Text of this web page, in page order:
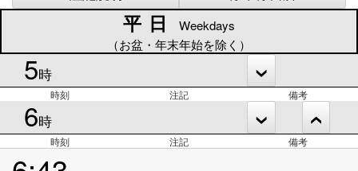
平日
Weekdays
（お盆・年末年始を除く）
5時
時刻 注記 備考
6時
時刻 注記 備考